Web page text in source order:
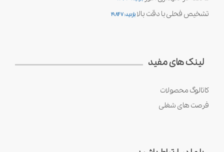
تشخیص فحلی با دقت بالا بازدید : 19847
لینک های مفید
کاتالوگ محصولات
فرصت های شغلی